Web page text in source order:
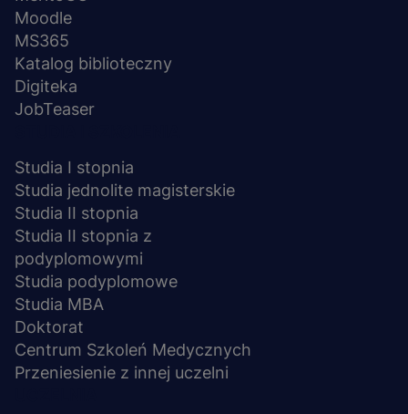
Moodle
MS365
Katalog biblioteczny
Digiteka
JobTeaser
Studia I stopnia
Studia jednolite magisterskie
Studia II stopnia
Studia II stopnia z
podyplomowymi
Studia podyplomowe
Studia MBA
Doktorat
Centrum Szkoleń Medycznych
Przeniesienie z innej uczelni